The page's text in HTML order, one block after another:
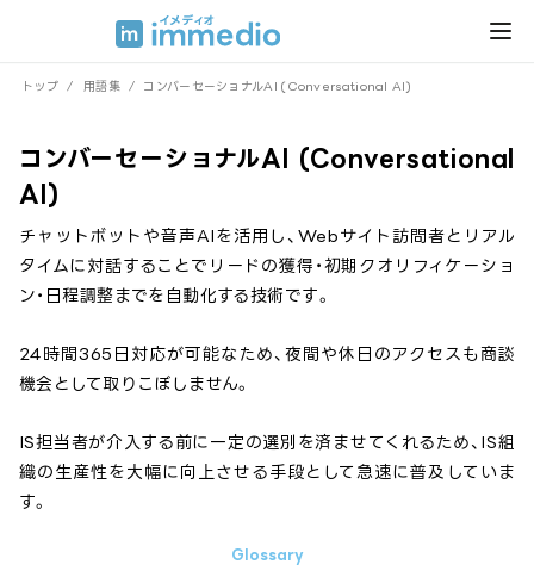
トップ / 用語集 / コンバーセーショナルAI (Conversational AI)
コンバーセーショナルAI (Conversational
AI)
チャットボットや音声AIを活用し、Webサイト訪問者とリアル
タイムに対話することでリードの獲得・初期クオリフィケーショ
ン・日程調整までを自動化する技術です。
24時間365日対応が可能なため、夜間や休日のアクセスも商談
機会として取りこぼしません。
IS担当者が介入する前に一定の選別を済ませてくれるため、IS組
織の生産性を大幅に向上させる手段として急速に普及していま
す。